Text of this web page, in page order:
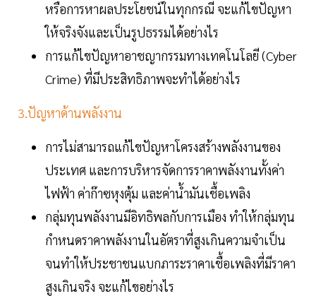
หรือการหาผลประโยชน์ในทุกกรณี จะแก้ไขปัญหา
ให้จริงจังและเป็นรูปธรรมได้อย่างไร
การแก้ไขปัญหาอาชญากรรมทางเทคโนโลยี (Cyber
Crime) ที่มีประสิทธิภาพจะทำได้อย่างไร
3.ปัญหาด้านพลังงาน
การไม่สามารถแก้ไขปัญหาโครงสร้างพลังงานของ
ประเทศ และการบริหารจัดการราคาพลังงานทั้งค่า
ไฟฟ้า ค่าก๊าซหุงตุ้ม และค่าน้ำมันเชื้อเพลิง
กลุ่มทุนพลังงานมีอิทธิพลกับการเมือง ทำให้กลุ่มทุน
กำหนดราคาพลังงานในอัตราที่สูงเกินความจำเป็น
จนทำให้ประชาชนแบกภาระราคาเชื้อเพลิงที่มีราคา
สูงเกินจริง จะแก้ไขอย่างไร